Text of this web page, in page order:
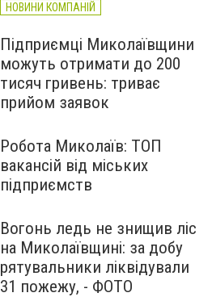
НОВИНИ КОМПАНІЙ
Підприємці Миколаївщини
можуть отримати до 200
тисяч гривень: триває
прийом заявок
Робота Миколаїв: ТОП
вакансій від міських
підприємств
Вогонь ледь не знищив ліс
на Миколаївщині: за добу
рятувальники ліквідували
31 пожежу, - ФОТО